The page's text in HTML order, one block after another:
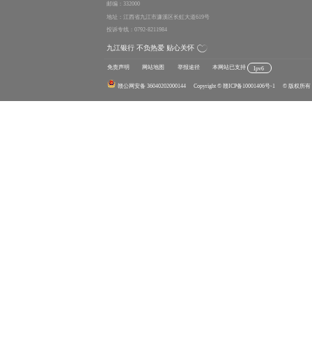
邮编：332000
地址：江西省九江市濂溪区长虹大道619号
投诉专线：0792-8211984
九江银行 不负热爱 贴心关怀
免责声明 网站地图 举报途径 本网站已支持 Ipv6
赣公网安备 36040202000144 Copyright © 赣ICP备10001406号-1 © 版权所有